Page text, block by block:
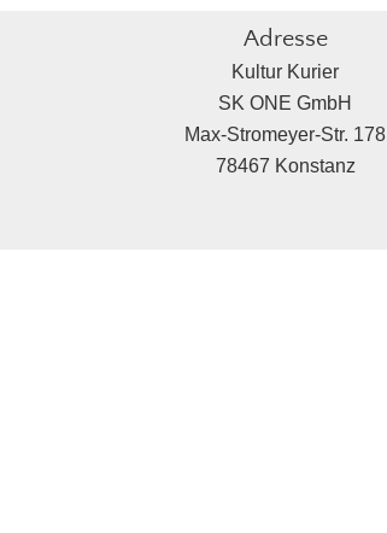
Adresse
Kultur Kurier
SK ONE GmbH
Max-Stromeyer-Str. 178
78467 Konstanz